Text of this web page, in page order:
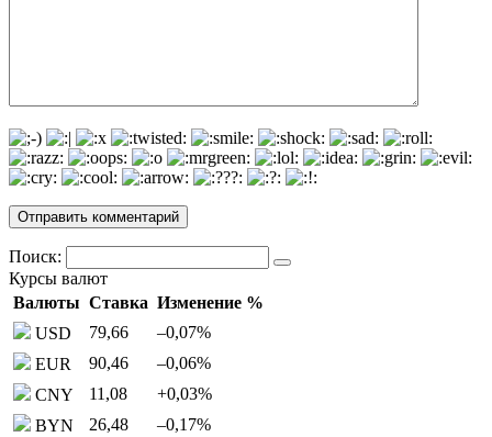
Поиск:
Курсы валют
Валюты Ставка Изменение %
USD
79,66 –0,07%
EUR
90,46 –0,06%
CNY
11,08 +0,03%
BYN
26,48 –0,17%